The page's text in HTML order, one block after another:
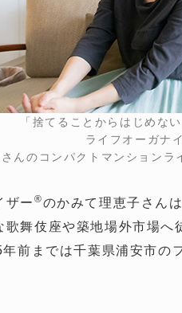
「捨てることからはじめな
ライフオーガナ
んのコンパクトマンション
ザー ®のかみて理恵子さん
歌舞伎座や築地場外市場
前までは千葉県浦安市